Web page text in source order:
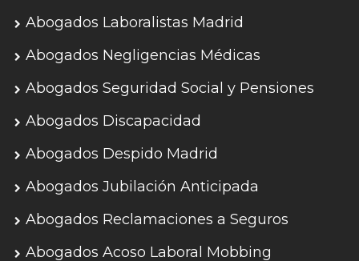
Abogados Laboralistas Madrid
Abogados Negligencias Médicas
Abogados Seguridad Social y Pensiones
Abogados Discapacidad
Abogados Despido Madrid
Abogados Jubilación Anticipada
Abogados Reclamaciones a Seguros
Abogados Acoso Laboral Mobbing